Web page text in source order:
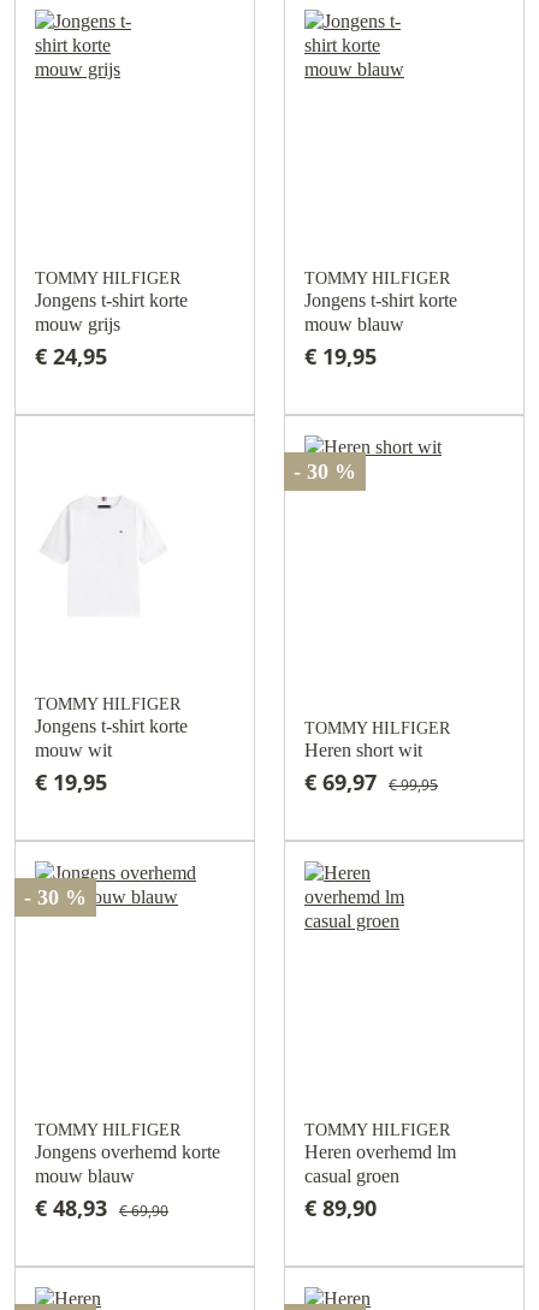
TOMMY HILFIGER
Jongens t-shirt korte
mouw grijs
€ 24,95
TOMMY HILFIGER
Jongens t-shirt korte
mouw blauw
€ 19,95
TOMMY HILFIGER
Jongens t-shirt korte
mouw wit
€ 19,95
- 30 %
TOMMY HILFIGER
Heren short wit
€ 69,97 € 99,95
- 30 %
TOMMY HILFIGER
Jongens overhemd korte
mouw blauw
€ 48,93 € 69,90
TOMMY HILFIGER
Heren overhemd lm
casual groen
€ 89,90